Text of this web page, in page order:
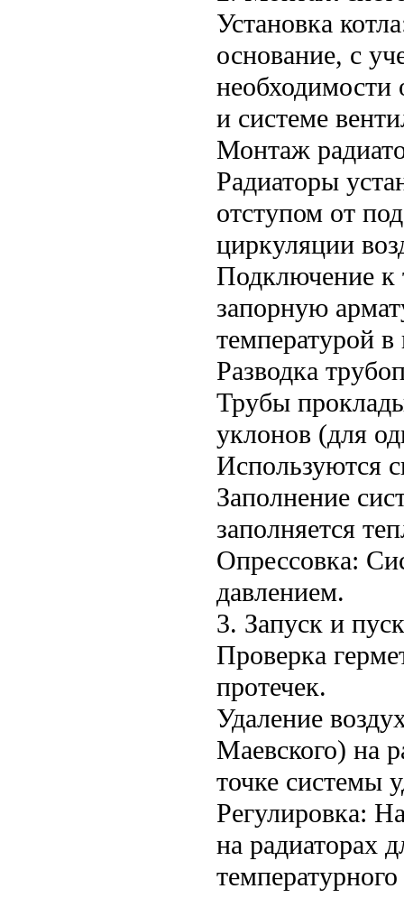
Установка
основание, с
и системе
Монтаж
Радиаторы
отступом от
циркуляции
Подключение к
запорную
температурой
Разводка
Трубы
уклонов (для
Используются
Заполнение
заполняется
Опрессовка:
давлением.
3. Запуск и
Проверка
протечек.
Удаление
Маевского) на
точке системы
Регулировка:
на радиаторах